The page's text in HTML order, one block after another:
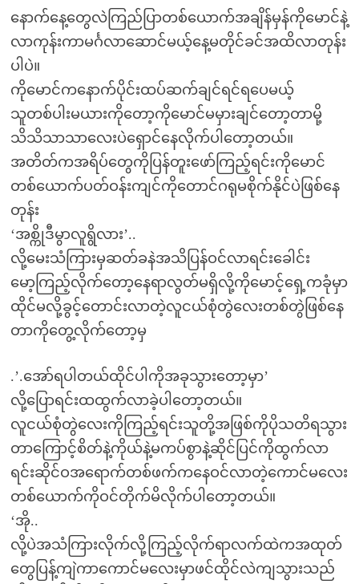
နောက်နေ့တွေလဲကြည်ပြာတစ်ယောက်အချိန်မှန်ကိုမောင်နဲ့
လာကုန်းကာမင်္ဂလာဆောင်မယ့်နေ့မတိုင်ခင်အထိလာတုန်း
ပါပဲ။
ကိုမောင်ကနောက်ပိုင်းထပ်ဆက်ချင်ရင်ရပေမယ့်
သူတစ်ပါးမယားကိုတော့ကိုမောင်မမှားချင်တော့တာမို့
သိသိသာသာလေးပဲရှောင်နေလိုက်ပါတော့တယ်။
အတိတ်ကအရိပ်တွေကိုပြန်တူးဖော်ကြည့်ရင်းကိုမောင်
တစ်ယောက်ပတ်ဝန်းကျင်ကိုတောင်ဂရုမစိုက်နိုင်ပဲဖြစ်နေ
တုန်း
‘အစ္ကိုဒီမွာလူရွိလား’..
လို့မေးသံကြားမှဆတ်ခနဲအသိပြန်ဝင်လာရင်းခေါင်း
မော့ကြည့်လိုက်တော့နေရာလွတ်မရှိလို့ကိုမောင့်ရှေ့ကခုံမှာ
ထိုင်မလို့ခွင့်တောင်းလာတဲ့လူငယ်စုံတွဲလေးတစ်တွဲဖြစ်နေ
တာကိုတွေ့လိုက်တော့မှ
.’.အော်ရပါတယ်ထိုင်ပါကိုအခုသွားတော့မှာ’
လို့ပြောရင်းထထွက်လာခဲ့ပါတော့တယ်။
လူငယ်စုံတွဲလေးကိုကြည့်ရင်းသူတို့အဖြစ်ကိုပိုသတိရသွား
တာကြောင့်စိတ်နဲ့ကိုယ်နဲ့မကပ်စွာနဲ့ဆိုင်ပြင်ကိုထွက်လာ
ရင်းဆိုင်ဝအရောက်တစ်ဖက်ကနေဝင်လာတဲ့ကောင်မလေး
တစ်ယောက်ကိုဝင်တိုက်မိလိုက်ပါတော့တယ်။
‘အို..
လို့ပဲအသံကြားလိုက်လို့ကြည့်လိုက်ရာလက်ထဲကအထုတ်
တွေပြန့်ကျဲကာကောင်မလေးမှာဖင်ထိုင်လဲကျသွားသည်